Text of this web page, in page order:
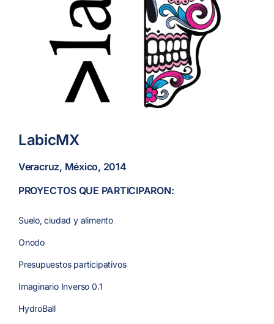
LabicMX
Veracruz, México, 2014
PROYECTOS QUE PARTICIPARON:
Suelo, ciudad y alimento
Onodo
Presupuestos participativos
Imaginario Inverso 0.1
HydroBall